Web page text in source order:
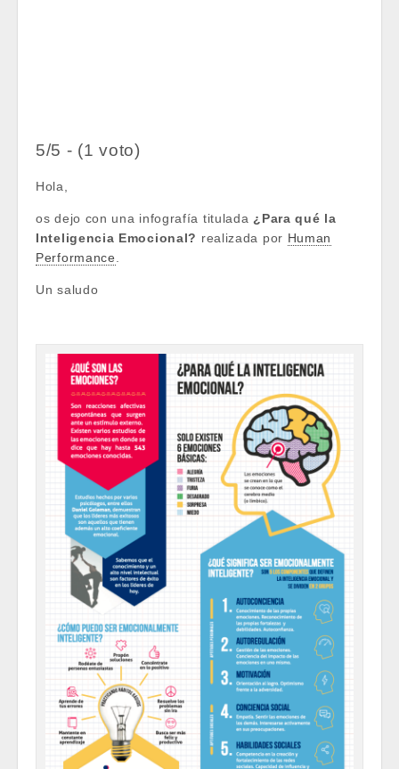
5/5 - (1 voto)
Hola,
os dejo con una infografía titulada ¿Para qué la
Inteligencia Emocional? realizada por Human
Performance
Un saludo